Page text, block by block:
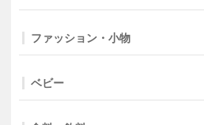
ファッション・小物
ベビー